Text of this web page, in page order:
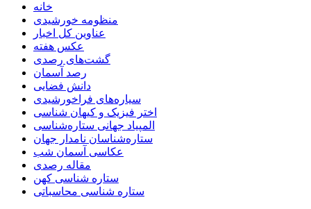
خانه
منظومه خورشیدی
عناوین کل اخبار
عکس هفته
گشت‌های رصدی
رصد آسمان
دانش فضایی
سیاره‌های فراخورشیدی
اختر فیزیک و کیهان شناسی
المپیاد جهانی ستاره‌شناسی
ستاره‌شناسان نامدار جهان
عکاسی آسمان شب
مقاله رصدی
ستاره شناسی کهن
ستاره شناسی محاسباتی